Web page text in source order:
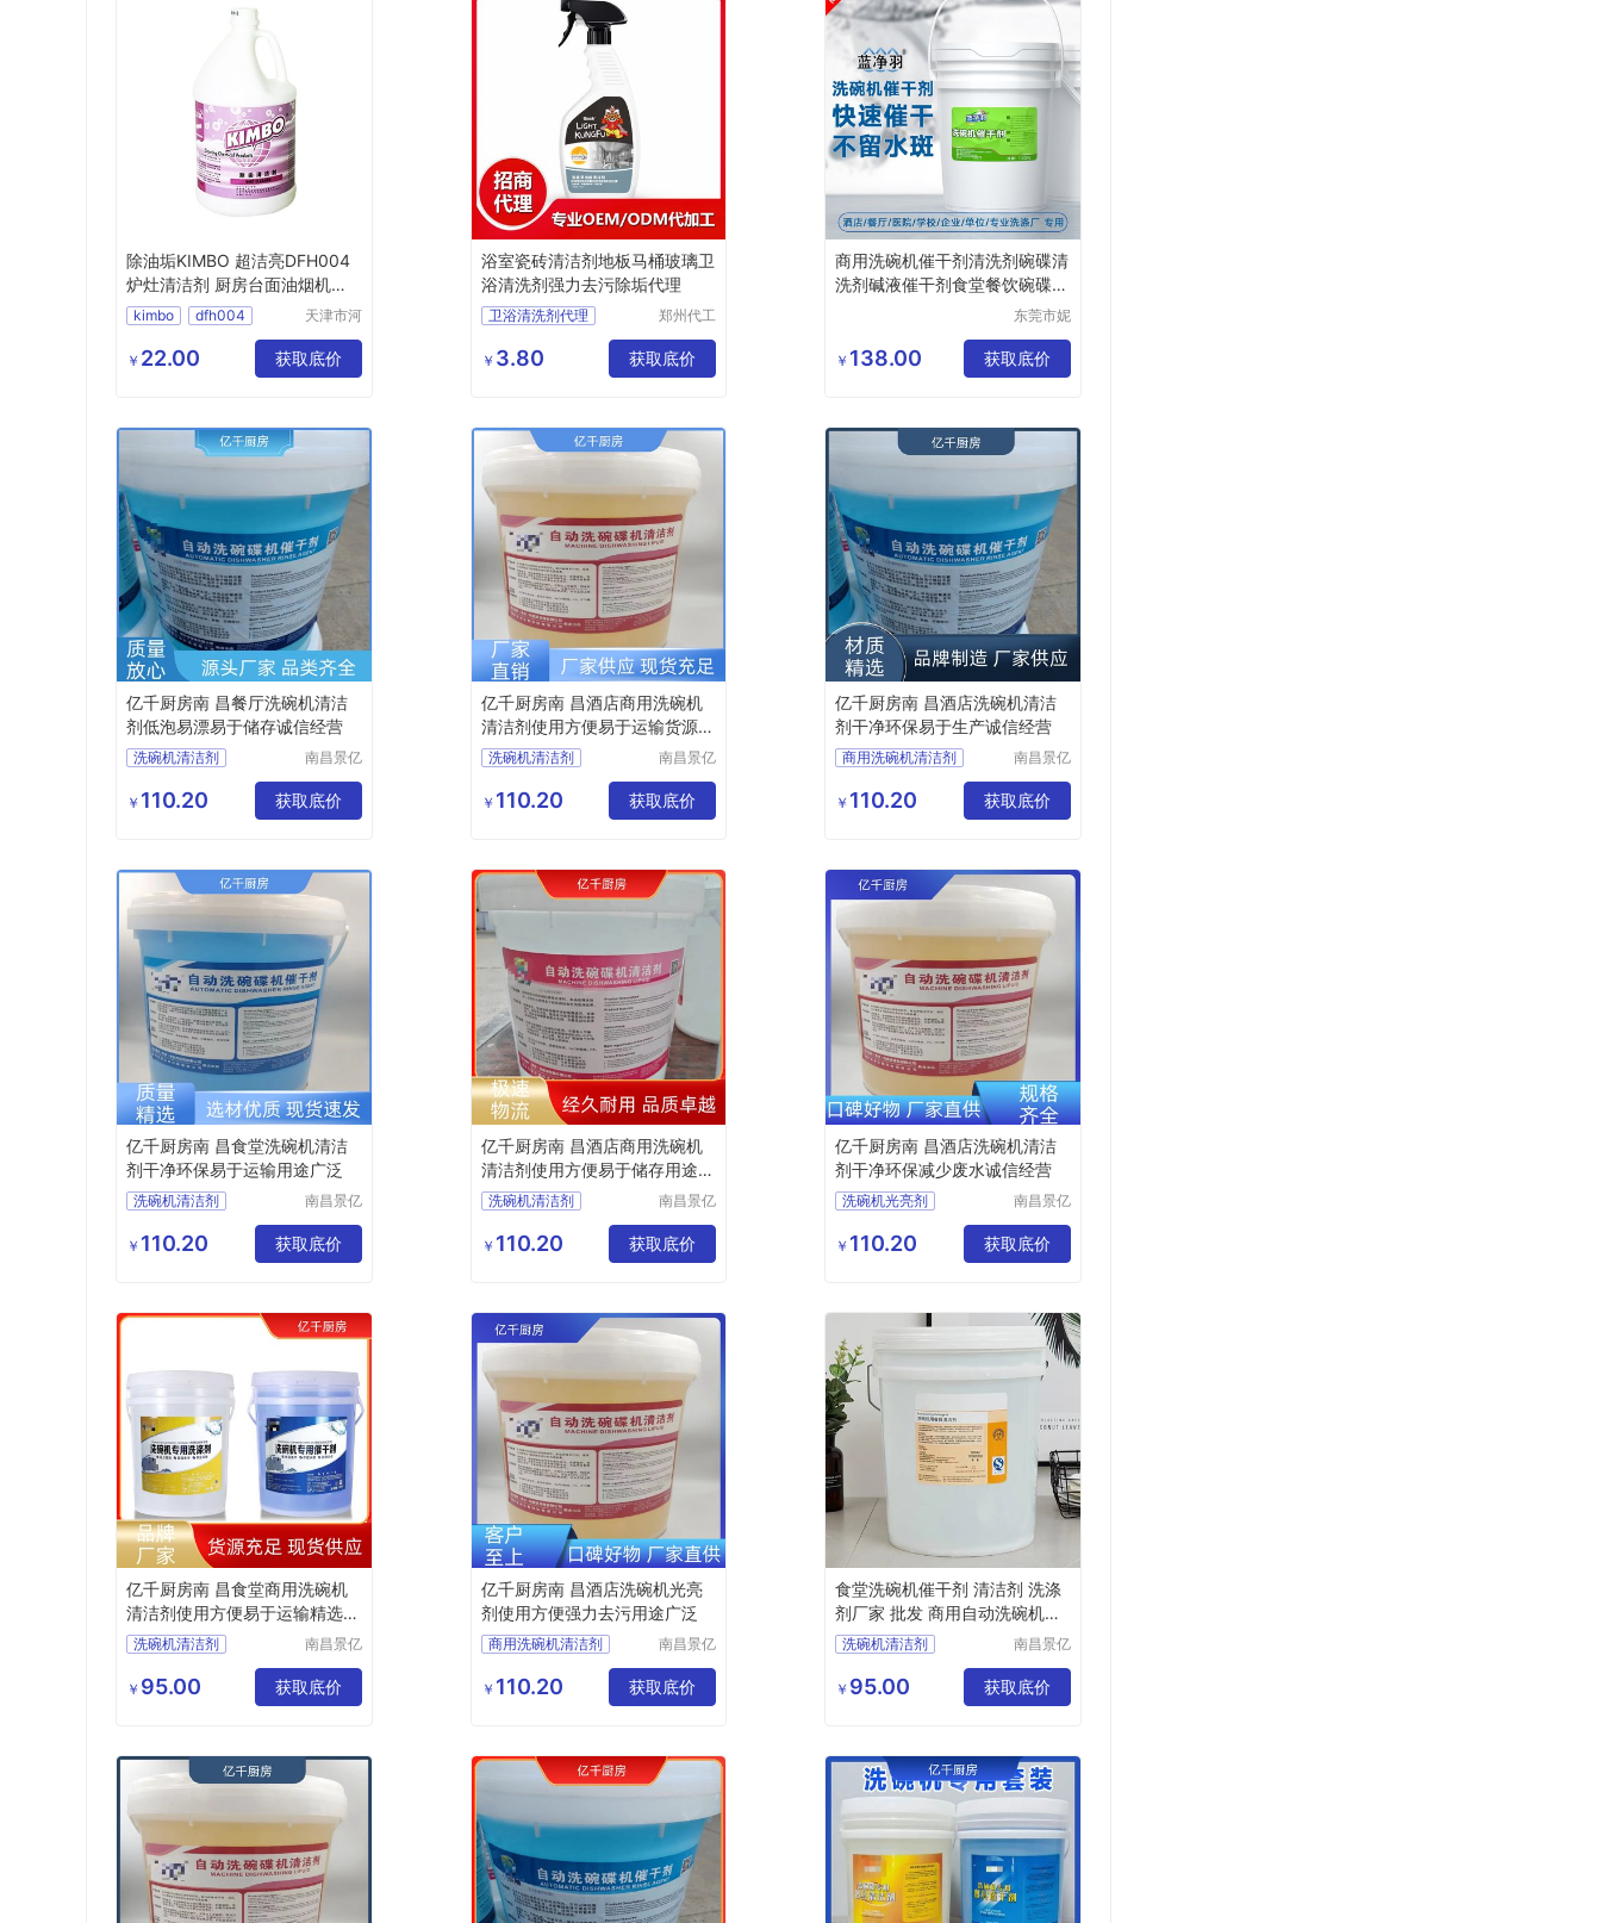
除油垢KIMBO 超洁亮DFH004
炉灶清洁剂 厨房台面油烟机清
洗剂
kimbo
dfh004
清洗剂
天津市河
清洁用品
商行
￥ 22.00 获取底价
浴室瓷砖清洁剂地板马桶玻璃卫
浴清洗剂强力去污除垢代理
卫浴清洗剂代理
卫浴清洗剂招商
郑州代工
技有限公
司
￥ 3.80 获取底价
商用洗碗机催干剂清洗剂碗碟清
洗剂碱液催干剂食堂餐饮碗碟清
东莞市妮
品有限公
司
￥ 138.00 获取底价
亿千厨房南 昌餐厅洗碗机清洁
剂低泡易漂易于储存诚信经营
洗碗机清洁剂
商用洗碗机清洁剂
南昌景亿
有限公司
￥ 110.20 获取底价
亿千厨房南 昌酒店商用洗碗机
清洁剂使用方便易于运输货源稳
定洗碗机清洁剂
洗碗机专用光亮剂
南昌景亿
有限公司
￥ 110.20 获取底价
亿千厨房南 昌酒店洗碗机清洁
剂干净环保易于生产诚信经营
商用洗碗机清洁剂
洗碗机专用催干剂
南昌景亿
有限公司
￥ 110.20 获取底价
亿千厨房南 昌食堂洗碗机清洁
剂干净环保易于运输用途广泛
洗碗机清洁剂
商用洗碗机光亮剂
南昌景亿
有限公司
￥ 110.20 获取底价
亿千厨房南 昌酒店商用洗碗机
清洁剂使用方便易于储存用途广
泛洗碗机清洁剂
洗碗机洗涤剂厂家
南昌景亿
有限公司
￥ 110.20 获取底价
亿千厨房南 昌酒店洗碗机清洁
剂干净环保减少废水诚信经营
洗碗机光亮剂
洗碗机清洁剂厂家
南昌景亿
有限公司
￥ 110.20 获取底价
亿千厨房南 昌食堂商用洗碗机
清洁剂使用方便易于运输精选商
家洗碗机清洁剂
商用洗碗机清洁剂
南昌景亿
有限公司
￥ 95.00 获取底价
亿千厨房南 昌酒店洗碗机光亮
剂使用方便强力去污用途广泛
商用洗碗机清洁剂
洗碗机清洁剂厂家
商用洗碗机洗涤剂厂家
南昌景亿
有限公司
￥ 110.20 获取底价
食堂洗碗机催干剂 清洁剂 洗涤
剂厂家 批发 商用自动洗碗机光
亮剂
洗碗机清洁剂
洗碗机催干剂
南昌景亿
有限公司
￥ 95.00 获取底价